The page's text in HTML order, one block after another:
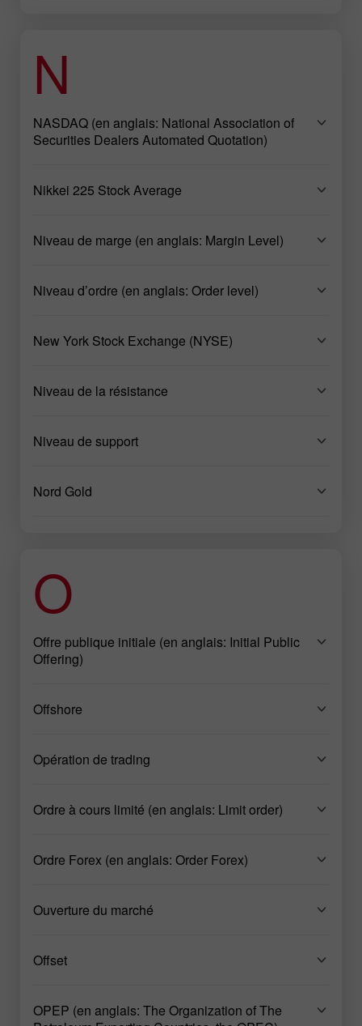
N
NASDAQ (en anglais: National Association of
Securities Dealers Automated Quotation)
Nikkei 225 Stock Average
Niveau de marge (en anglais: Margin Level)
Niveau d’ordre (en anglais: Order level)
New York Stock Exchange (NYSE)
Niveau de la résistance
Niveau de support
Nord Gold
O
Offre publique initiale (en anglais: Initial Public
Offering)
Offshore
Opération de trading
Ordre à cours limité (en anglais: Limit order)
Ordre Forex (en anglais: Order Forex)
Ouverture du marché
Offset
OPEP (en anglais: The Organization of The